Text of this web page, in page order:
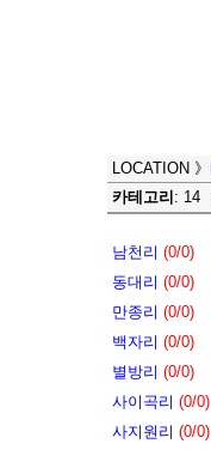
LOCATION 》
카테고리 : 14
남천리 (0/0)
동대리 (0/0)
만종리 (0/0)
백자리 (0/0)
별방리 (0/0)
사이곡리 (0/0)
사지원리 (0/0)